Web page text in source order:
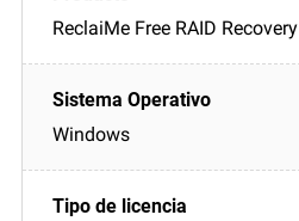
ReclaiMe Free RAID Recovery
Windows